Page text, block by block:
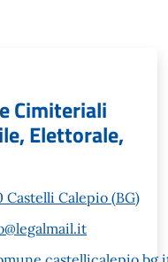
Cimiteriali
Elettorale,
Calepio (BG)